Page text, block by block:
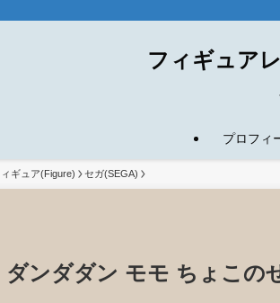
フィギュア
プロフィ
ィギュア(Figure) セガ(SEGA)
ダンダダン モモ ちょこの